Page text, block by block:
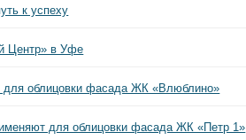
к успеху
Центр» в Уфе
облицовки фасада ЖК «Влюблино»
для облицовки фасада ЖК «Петр 1»